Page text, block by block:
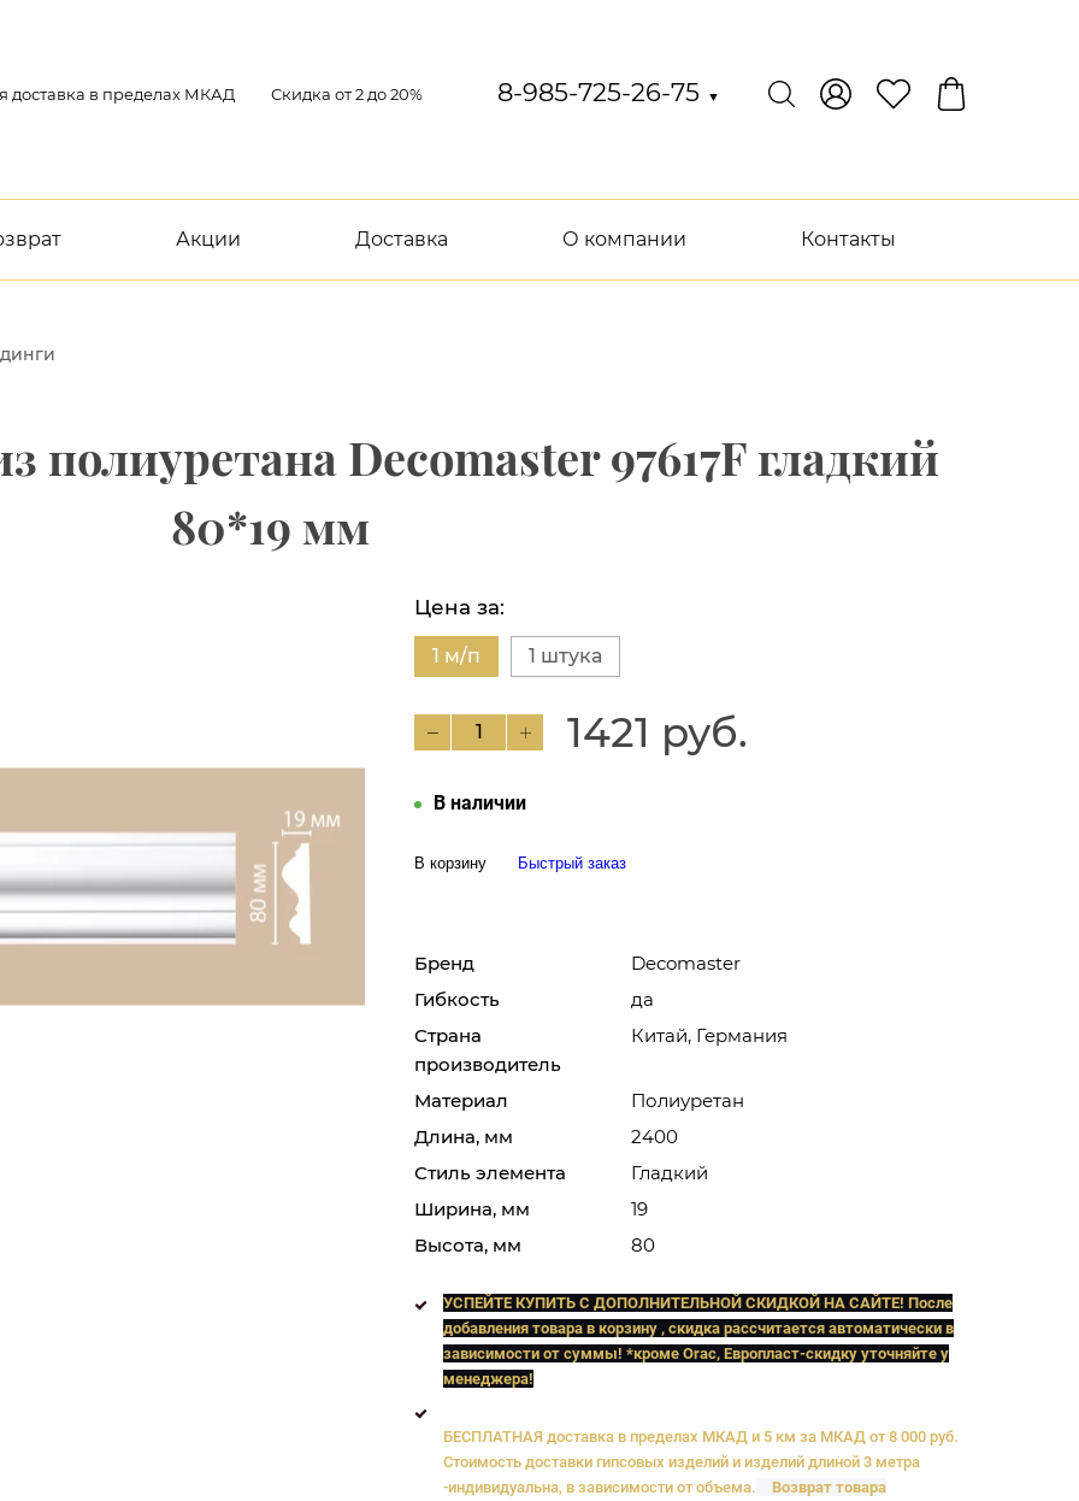
доставка в пределах МКАД Скидка от 2 до 20% 8-985-725-26-75 ▼
Акции Доставка О компании Контакты
полиуретана Decomaster 97617F гладкий
80*19 мм
Цена за:
1 м/п 1 штука
1421 руб.
В наличии
В корзину Быстрый заказ
Бренд
Decomaster
Гибкость
да
Страна
производитель
Китай, Германия
Материал
Полиуретан
Длина, мм
2400
Стиль элемента
Гладкий
Ширина, мм
19
Высота, мм
80
УСПЕЙТЕ КУПИТЬ C ДОПОЛНИТЕЛЬНОЙ СКИДКОЙ НА САЙТЕ! После
добавления товара в корзину , скидка рассчитается автоматически в
зависимости от суммы! *кроме Orac, Европласт-скидку уточняйте у
менеджера!
БЕСПЛАТНАЯ доставка в пределах МКАД и 5 км за МКАД от 8 000 руб.
Стоимость доставки гипсовых изделий и изделий длиной 3 метра
-индивидуальна, в зависимости от объема.
Возврат товара